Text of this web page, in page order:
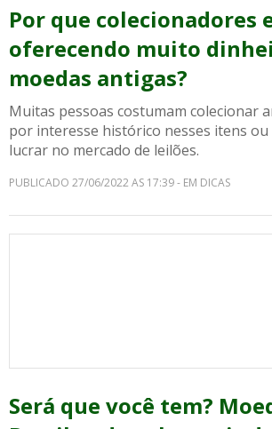
Por que colecionadores
oferecendo muito
moedas antigas?
Muitas pessoas costumam colecionar
por interesse histórico nesses itens
lucrar no mercado de leilões.
PUBLICADO 27/06/2022 AS 17:39 - EM DICAS
Será que você tem?